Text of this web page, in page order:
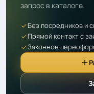
запрос в каталоге.
Без посредников и
Прямой контакт с
Законное